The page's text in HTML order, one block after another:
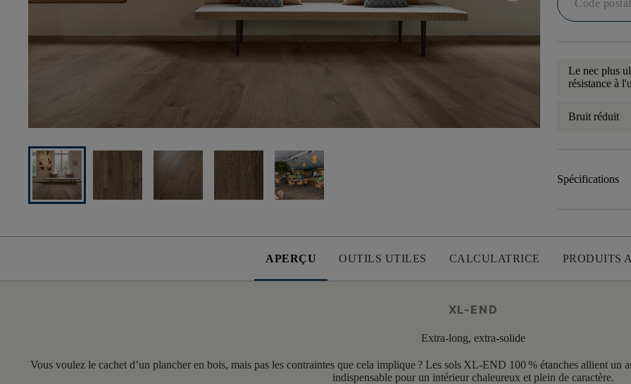
Le nec plus
résistance à
Bruit réduit
Spécifications
APERÇU OUTILS UTILES CALCULATRICE PRODUITS
XL-END
Extra-long, extra-solide
Vous voulez le cachet d’un plancher en bois, mais pas les contraintes que cela implique ? Les sols XL-END 100 % étanches allient un
indispensable pour un intérieur chaleureux et plein de caractère.